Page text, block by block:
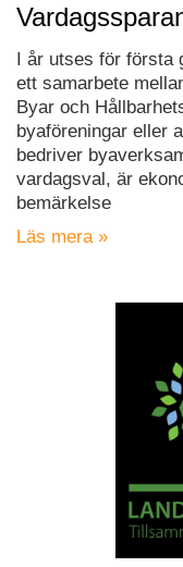
I år utses för första
ett samarbete
Byar och
byaföreningar eller
bedriver
vardagsval, är
bemärkelse
Läs mera »